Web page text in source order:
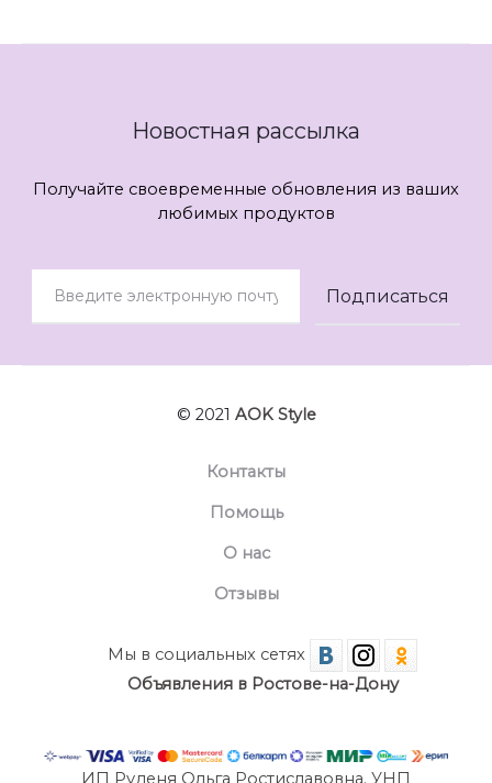
Новостная рассылка
Получайте своевременные обновления из ваших
любимых продуктов
© 2021 AOK Style
Контакты
Помощь
О нас
Отзывы
Мы в социальных сетях
Объявления в Ростове-на-Дону
ИП Руденя Ольга Ростиславовна. УНП